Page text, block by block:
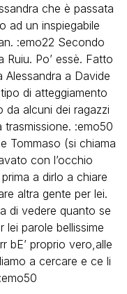
che è passata
ad un inspiegabile
:emo22 Secondo
Ruiu. Po’ essè. Fatto
a Davide
di atteggiamento
da alcuni dei ragazzi
trasmissione. :emo50
Tommaso (si chiama
con l’occhio
a dirlo a chiare
altra gente per lei.
di vedere quanto se
parole bellissime
bE’ proprio vero,alle
a cercare e ce li